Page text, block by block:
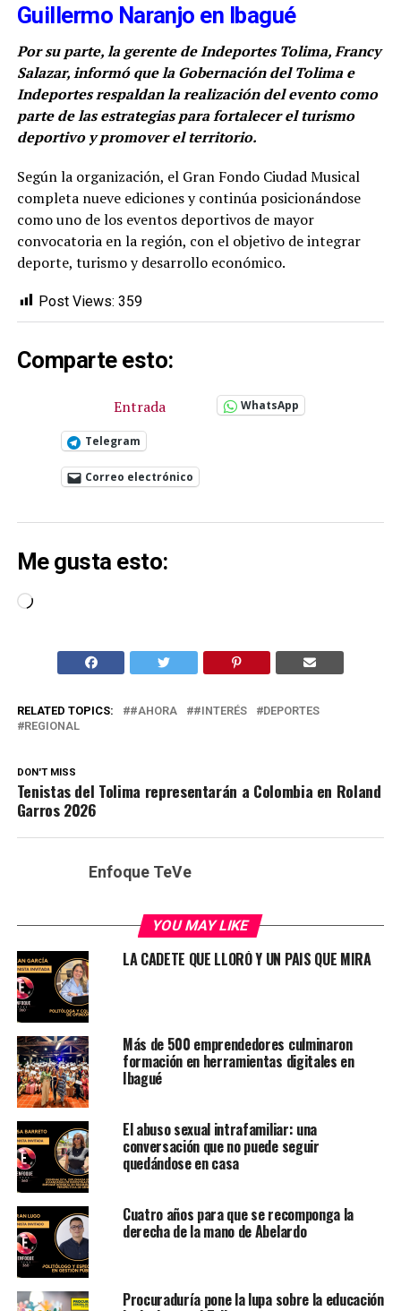
Guillermo Naranjo en Ibagué
Por su parte, la gerente de Indeportes Tolima, Francy
Salazar, informó que la Gobernación del Tolima e
Indeportes respaldan la realización del evento como
parte de las estrategias para fortalecer el turismo
deportivo y promover el territorio.
Según la organización, el Gran Fondo Ciudad Musical
completa nueve ediciones y continúa posicionándose
como uno de los eventos deportivos de mayor
convocatoria en la región, con el objetivo de integrar
deporte, turismo y desarrollo económico.
Post Views: 359
Comparte esto:
Entrada WhatsApp
Telegram
Correo electrónico
Me gusta esto:
Cargando...
RELATED TOPICS: #AHORA #INTERÉS
DEPORTES
REGIONAL
DON'T MISS
Tenistas del Tolima representarán a Colombia en Roland
Garros 2026
Enfoque TeVe
YOU MAY LIKE
LA CADETE QUE LLORÓ Y UN PAIS QUE MIRA
Más de 500 emprendedores culminaron
formación en herramientas digitales en
Ibagué
El abuso sexual intrafamiliar: una
conversación que no puede seguir
quedándose en casa
Cuatro años para que se recomponga la
derecha de la mano de Abelardo
Procuraduría pone la lupa sobre la educación